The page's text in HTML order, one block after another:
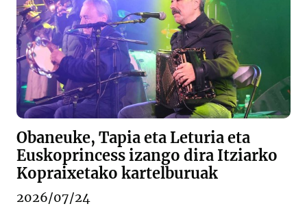
Obaneuke, Tapia eta Leturia eta
Euskoprincess izango dira Itziarko
Kopraixetako kartelburuak
2026/07/24